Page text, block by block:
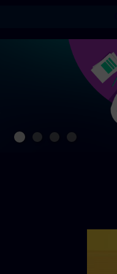
industrielle |